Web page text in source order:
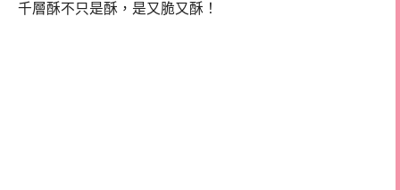
千層酥不只是酥，是又脆又酥！